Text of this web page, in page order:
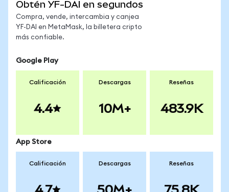
Obtén YF-DAI en segundos
Compra, vende, intercambia y canjea
YF-DAI en MetaMask, la billetera cripto
más confiable.
Google Play
Calificación
4.4
Descargas
10M+
Reseñas
483.9K
App Store
Calificación Descargas Reseñas